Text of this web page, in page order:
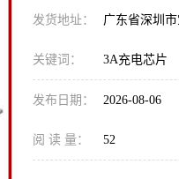
发货地址： 广东省深圳
关键词： 3A充电芯片
发布日期： 2026-08-06
阅 读 量： 52